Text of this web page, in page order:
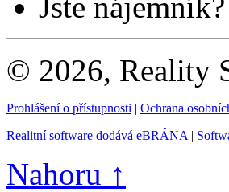
© 2026, Reality
Prohlášení o přístupnosti | Ochrana
Realitní software dodává eBRÁNA |
Nahoru ↑